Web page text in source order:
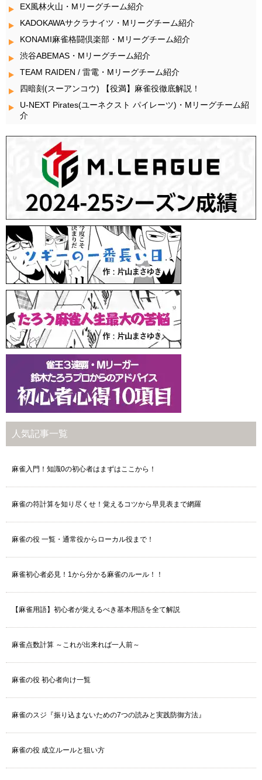
EX風林火山・Mリーグチーム紹介
KADOKAWAサクラナイツ・Mリーグチーム紹介
KONAMI麻雀格闘倶楽部・Mリーグチーム紹介
渋谷ABEMAS・Mリーグチーム紹介
TEAM RAIDEN / 雷電・Mリーグチーム紹介
四暗刻(スーアンコウ) 【役満】麻雀役徹底解説！
U-NEXT Pirates(ユーネクスト パイレーツ)・Mリーグチーム紹
介
人気記事一覧
麻雀入門！知識0の初心者はまずはここから！
麻雀の符計算を知り尽くせ！覚えるコツから早見表まで網羅
麻雀の役 一覧・通常役からローカル役まで！
麻雀初心者必見！1から分かる麻雀のルール！！
【麻雀用語】初心者が覚えるべき基本用語を全て解説
麻雀点数計算 ～これが出来れば一人前～
麻雀の役 初心者向け一覧
麻雀のスジ『振り込まないための7つの読みと実践防御方法』
麻雀の役 成立ルールと狙い方